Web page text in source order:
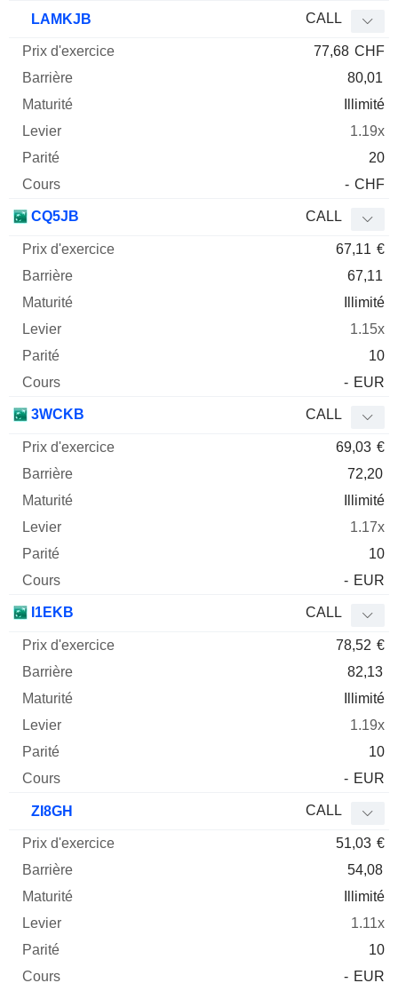
LAMKJB CALL
77,68 CHF
80,01
Illimité
1.19x
20
- CHF
CQ5JB CALL
67,11 €
67,11
Illimité
1.15x
10
- EUR
3WCKB CALL
69,03 €
72,20
Illimité
1.17x
10
- EUR
I1EKB CALL
78,52 €
82,13
Illimité
1.19x
10
- EUR
ZI8GH CALL
51,03 €
54,08
Illimité
1.11x
10
- EUR